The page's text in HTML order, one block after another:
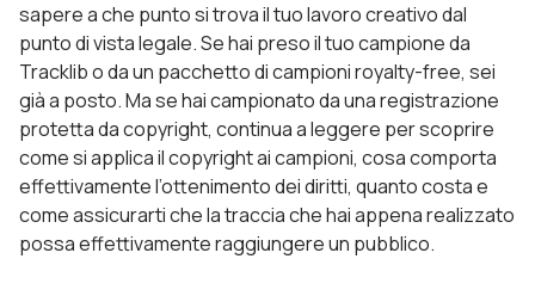
sapere a che punto si trova il tuo lavoro creativo dal
punto di vista legale. Se hai preso il tuo campione da
Tracklib o da un pacchetto di campioni royalty-free, sei
già a posto. Ma se hai campionato da una registrazione
protetta da copyright, continua a leggere per scoprire
come si applica il copyright ai campioni, cosa comporta
effettivamente l’ottenimento dei diritti, quanto costa e
come assicurarti che la traccia che hai appena realizzato
possa effettivamente raggiungere un pubblico.